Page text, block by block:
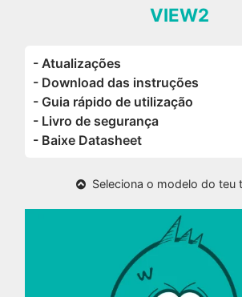
VIEW2
- Atualizações
- Download das instruções
- Guia rápido de utilização
- Livro de segurança
- Baixe Datasheet
Seleciona o modelo do teu